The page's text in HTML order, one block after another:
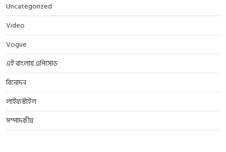
Uncategorized
Video
Vogue
এই বাংলায় এপিসোড
বিনোদন
লাইফস্টাইল
সম্পাদকীয়